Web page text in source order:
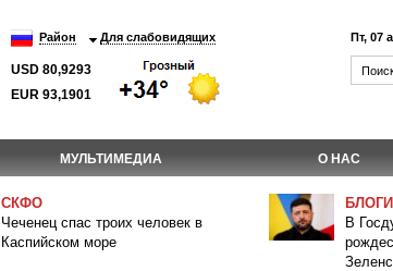
Район Для слабовидящих
USD 80,9293
EUR 93,1901
Пт, 07
МУЛЬТИМЕДИА О НАС
СКФО
Чеченец спас троих человек в
Каспийском море
БЛОГИ
В